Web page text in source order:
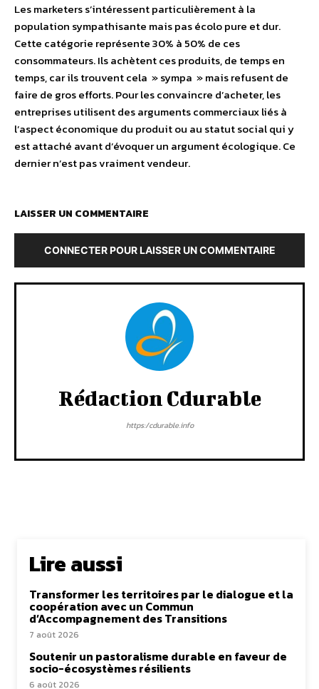
Les marketers s’intéressent particulièrement à la
population sympathisante mais pas écolo pure et dur.
Cette catégorie représente 30% à 50% de ces
consommateurs. Ils achètent ces produits, de temps en
temps, car ils trouvent cela » sympa » mais refusent de
faire de gros efforts. Pour les convaincre d’acheter, les
entreprises utilisent des arguments commerciaux liés à
l’aspect économique du produit ou au statut social qui y
est attaché avant d’évoquer un argument écologique. Ce
dernier n’est pas vraiment vendeur.
LAISSER UN COMMENTAIRE
CONNECTER POUR LAISSER UN COMMENTAIRE
Rédaction Cdurable
https:/cdurable.info
Lire aussi
Transformer les territoires par le dialogue et la
coopération avec un Commun
d’Accompagnement des Transitions
7 août 2026
Soutenir un pastoralisme durable en faveur de
socio-écosystèmes résilients
6 août 2026